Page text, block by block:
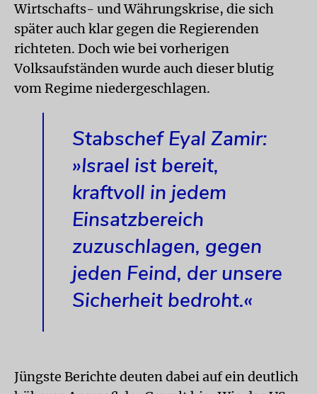
Wirtschafts- und Währungskrise, die sich
später auch klar gegen die Regierenden
richteten. Doch wie bei vorherigen
Volksaufständen wurde auch dieser blutig
vom Regime niedergeschlagen.
Stabschef Eyal Zamir:
»Israel ist bereit,
kraftvoll in jedem
Einsatzbereich
zuzuschlagen, gegen
jeden Feind, der unsere
Sicherheit bedroht.«
Jüngste Berichte deuten dabei auf ein deutlich